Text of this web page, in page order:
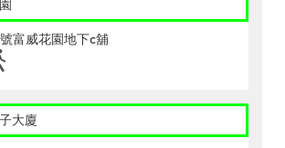
富威花園地下c舖
大廈